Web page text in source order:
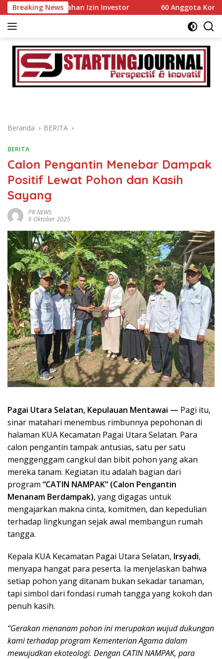
Langsung
ke
konten
Breaking News
Izin Investor 60 Anggota Kontingen
Beranda BERITA
BERITA
Calon Pengantin Menebar Dampak
Positif Lewat Pohon dan Kasih
Sayang
PR NEWS
6 Oktober 2025
Pagai Utara Selatan, Kepulauan Mentawai — Pagi itu,
sinar matahari menembus rimbunnya pepohonan di
halaman KUA Kecamatan Pagai Utara Selatan. Para
calon pengantin tampak antusias, satu per satu
menggenggam cangkul dan bibit pohon yang akan
mereka tanam. Kegiatan itu adalah bagian dari
program “CATIN NAMPAK” (Calon Pengantin
Menanam Berdampak), yang digagas untuk
mengajarkan makna cinta, komitmen, dan kepedulian
terhadap lingkungan sejak awal membangun rumah
tangga.
Kepala KUA Kecamatan Pagai Utara Selatan, Irsyadi,
menyapa hangat para peserta. Ia menjelaskan bahwa
setiap pohon yang ditanam bukan sekadar tanaman,
tapi simbol dari fondasi rumah tangga yang kokoh dan
penuh kasih.
“Gerakan menanam pohon ini merupakan wujud dukungan
kami terhadap program Kementerian Agama dalam
mewujudkan ekoteologi. Dengan CATIN NAMPAK, para